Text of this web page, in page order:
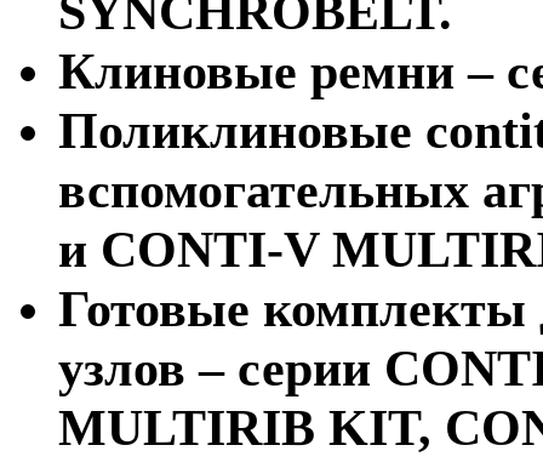
Клиновые ремни –
Поликлиновые
вспомогательных
и CONTI-V
Готовые
узлов – серии
MULTIRIB KIT,